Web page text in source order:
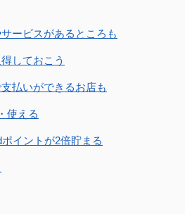
ービスがあるところも
しておこう
払いができるお店も
使える
イントが2倍貯まる